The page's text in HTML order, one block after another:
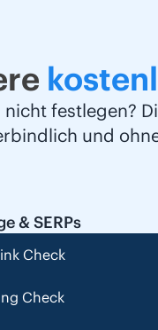
festlegen?
und
& SERPs
Check
Check